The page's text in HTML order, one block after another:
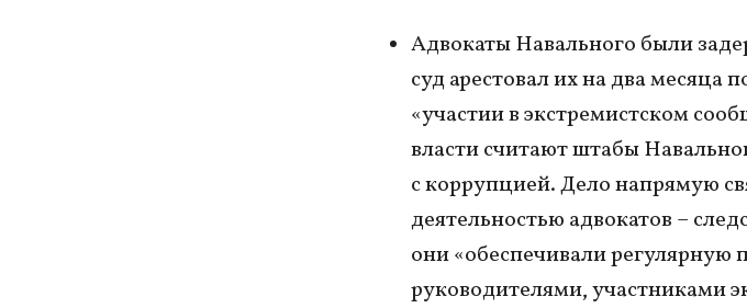
Адвокаты Навального были
суд арестовал их на два месяца
«участии в экстремистском
власти считают штабы
с коррупцией. Дело напрямую
деятельностью адвокатов –
они «обеспечивали
руководителями, участниками